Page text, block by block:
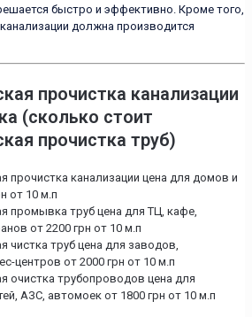
быстро и эффективно. Кроме того,
должна производится
прочистка канализации
(сколько стоит
прочистка труб)
прочистка канализации цена для домов и
от 10 м.п
промывка труб цена для ТЦ, кафе,
от 2200 грн от 10 м.п
чистка труб цена для заводов,
центров от 2000 грн от 10 м.п
очистка трубопроводов цена для
АЗС, автомоек от 1800 грн от 10 м.п